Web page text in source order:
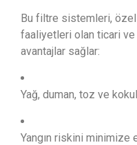
Bu filtre sistemleri,
faaliyetleri olan ticari
avantajlar sağlar:
Yağ, duman, toz ve
Yangın riskini minimize